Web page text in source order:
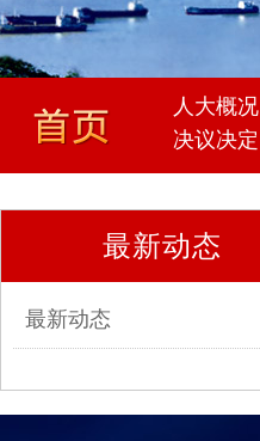
人大概况
决议决定
最新动态
最新动态